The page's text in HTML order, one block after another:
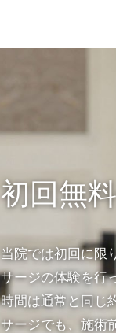
初回無
当院では初回に限
サージの体験を行
時間は通常と同じ
サージでも、施術